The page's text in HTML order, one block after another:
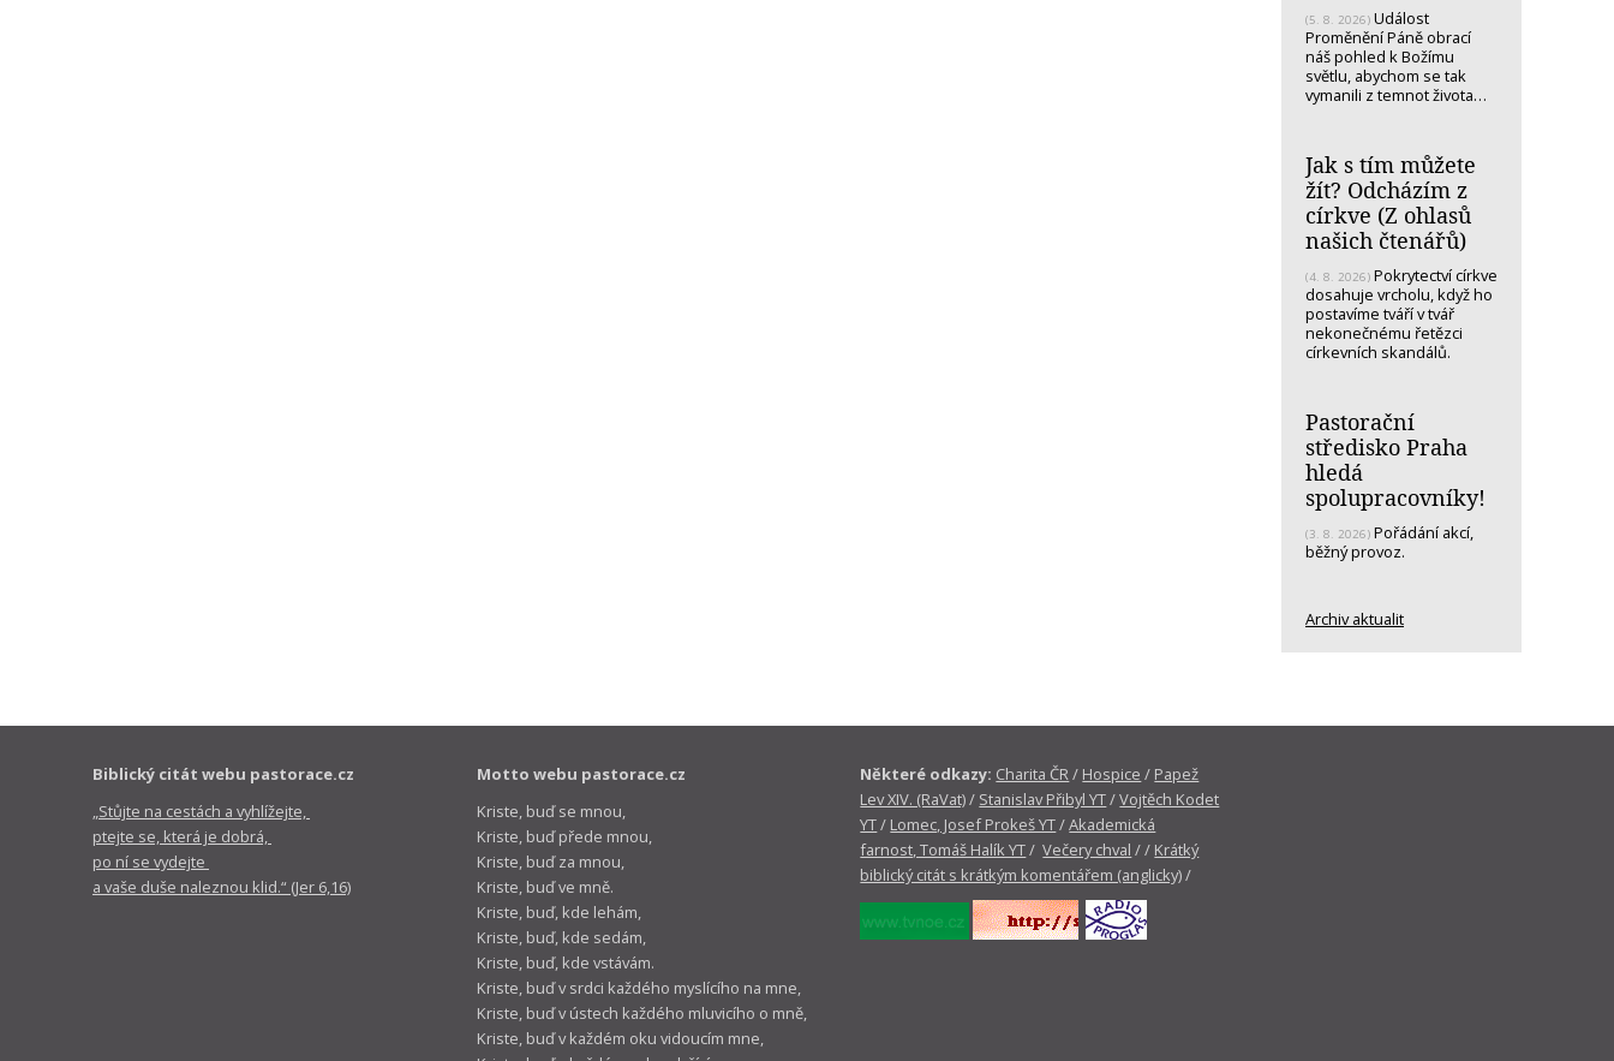
(5. 8. 2026) Událost
Proměnění Páně obrací
náš pohled k Božímu
světlu, abychom se tak
vymanili z temnot života…
Jak s tím můžete
žít? Odcházím z
církve (Z ohlasů
našich čtenářů)
(4. 8. 2026) Pokrytectví církve
dosahuje vrcholu, když ho
postavíme tváří v tvář
nekonečnému řetězci
církevních skandálů.
Pastorační
středisko Praha
hledá
spolupracovníky!
(3. 8. 2026) Pořádání akcí,
běžný provoz.
Archiv aktualit
Biblický citát webu pastorace.cz
„Stůjte na cestách a vyhlížejte,
ptejte se, která je dobrá,
po ní se vydejte
a vaše duše naleznou klid.“ (Jer 6,16)
Motto webu pastorace.cz
Kriste, buď se mnou,
Kriste, buď přede mnou,
Kriste, buď za mnou,
Kriste, buď ve mně.
Kriste, buď, kde lehám,
Kriste, buď, kde sedám,
Kriste, buď, kde vstávám.
Kriste, buď v srdci každého myslícího na mne,
Kriste, buď v ústech každého mluvicího o mně,
Kriste, buď v každém oku vidoucím mne,
Některé odkazy: Charita ČR/ Hospice / Papež
Lev XIV. (RaVat)/ Stanislav Přibyl YT/Vojtěch Kodet
YT/ Lomec, Josef Prokeš YT/Akademická
farnost, Tomáš Halík YT/Večery chval / / Krátký
biblický citát s krátkým komentářem (anglicky)/